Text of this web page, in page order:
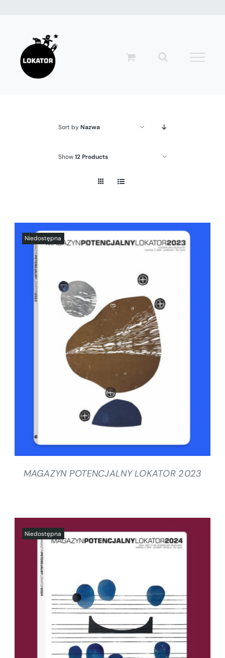
zawartości
Sort byNazwa
Show12 Products
SZCZEGÓŁY
MAGAZYN POTENCJALNY LOKATOR 2023
SZCZEGÓŁY